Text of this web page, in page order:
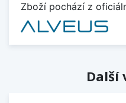
Zboží pochází z
Další